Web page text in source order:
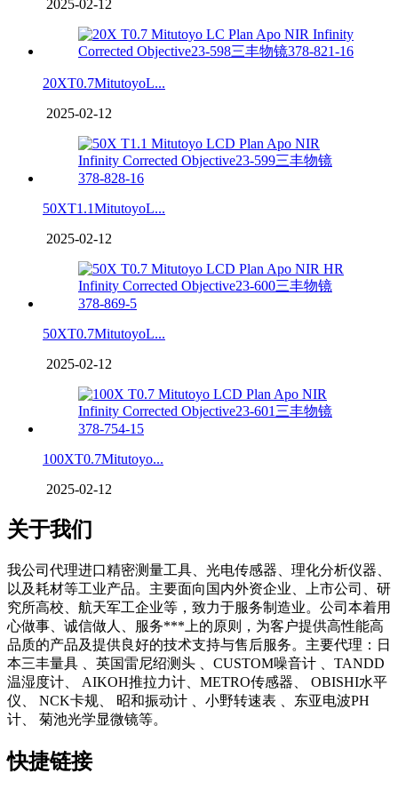
2025-02-12
20XT0.7MitutoyoL...
2025-02-12
50XT1.1MitutoyoL...
2025-02-12
50XT0.7MitutoyoL...
2025-02-12
100XT0.7Mitutoyo...
2025-02-12
关于我们
我公司代理进口精密测量工具、光电传感器、理化分析仪器、
以及耗材等工业产品。主要面向国内外资企业、上市公司、研
究所高校、航天军工企业等，致力于服务制造业。公司本着用
心做事、诚信做人、服务***上的原则，为客户提供高性能高
品质的产品及提供良好的技术支持与售后服务。主要代理：日
本三丰量具 、英国雷尼绍测头 、CUSTOM噪音计 、TANDD
温湿度计、 AIKOH推拉力计、METRO传感器、 OBISHI水平
仪、 NCK卡规、 昭和振动计 、小野转速表 、东亚电波PH
计、 菊池光学显微镜等。
快捷链接